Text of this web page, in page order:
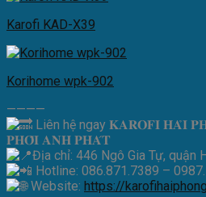
Karofi KAD-X39
Korihome wpk-902
————
Liên hệ ngay 𝐊𝐀𝐑𝐎𝐅𝐈 𝐇𝐀̉𝐈
𝐏𝐇𝐎̂́𝐈 𝐀𝐍𝐇 𝐏𝐇𝐀́𝐓
Địa chỉ: 446 Ngô Gia Tự, quận
Hotline: 086.871.7389 –
Website: https://